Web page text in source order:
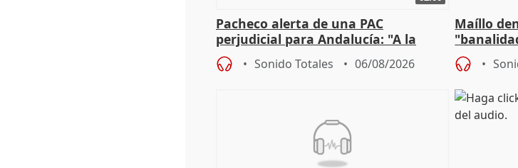
Pacheco alerta de una PAC
perjudicial para Andalucía: "A la
agricultura hay que protegerla"
Sonido Totales 06/08/2026
Maíllo
asume